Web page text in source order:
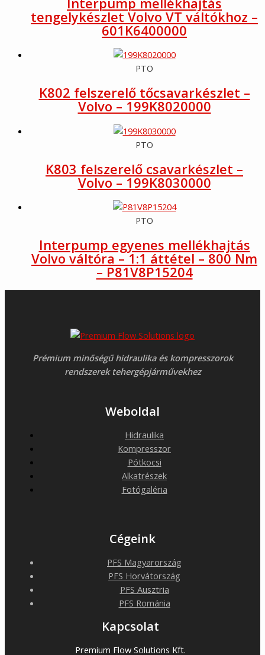
tengelykészlet Volvo VT váltókhoz –
601K6400000
PTO
K802 felszerelő tőcsavarkészlet –
Volvo – 199K8020000
PTO
K803 felszerelő csavarkészlet –
Volvo – 199K8030000
PTO
Interpump egyenes mellékhajtás
Volvo váltóra – 1:1 áttétel – 800 Nm
– P81V8P15204
Prémium minőségű hidraulika és kompresszorok
rendszerek tehergépjárművekhez
Weboldal
Hidraulika
Kompresszor
Pótkocsi
Alkatrészek
Fotógaléria
Cégeink
PFS Magyarország
PFS Horvátország
PFS Ausztria
PFS Románia
Kapcsolat
Premium Flow Solutions Kft.